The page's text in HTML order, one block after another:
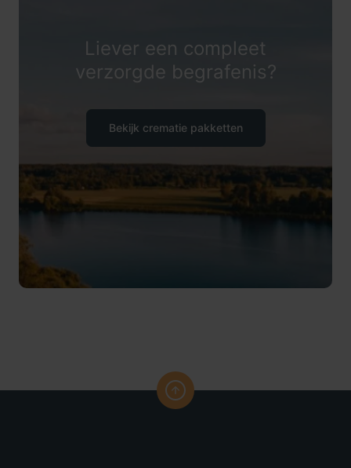
Liever een compleet
verzorgde begrafenis?
Bekijk crematie pakketten